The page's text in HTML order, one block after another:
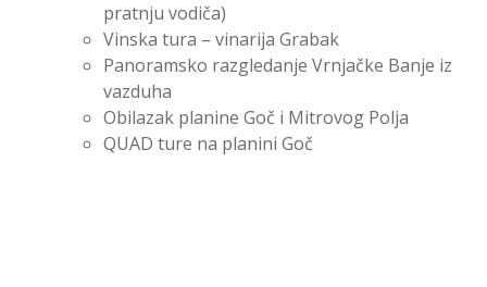
pratnju vodiča)
Vinska tura – vinarija Grabak
Panoramsko razgledanje Vrnjačke Banje iz
vazduha
Obilazak planine Goč i Mitrovog Polja
QUAD ture na planini Goč